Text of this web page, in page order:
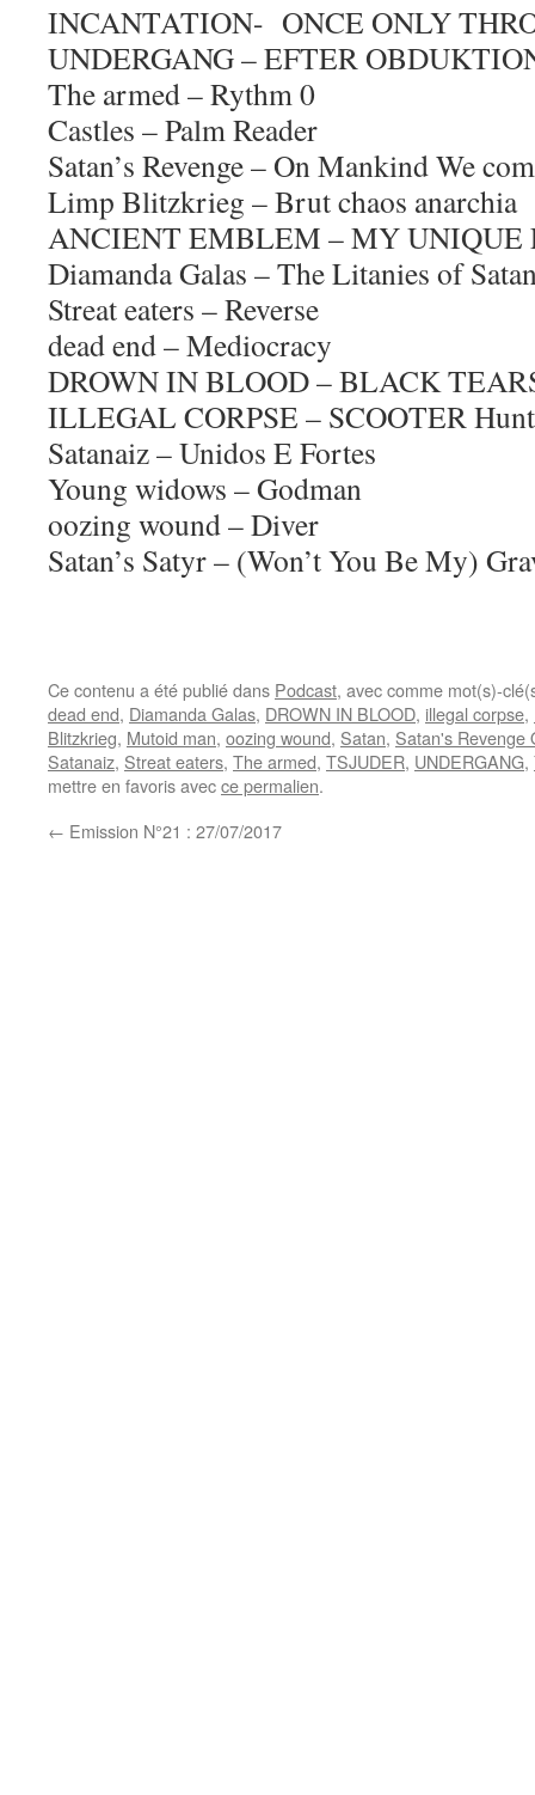
INCANTATION- ONCE ONLY
UNDERGANG – EFTER
The armed – Rythm 0
Castles – Palm Reader
Satan’s Revenge – On Mankind We
Limp Blitzkrieg – Brut chaos anarchia
ANCIENT EMBLEM – MY UNIQUE
Diamanda Galas – The Litanies of
Streat eaters – Reverse
dead end – Mediocracy
DROWN IN BLOOD – BLACK
ILLEGAL CORPSE – SCOOTER
Satanaiz – Unidos E Fortes
Young widows – Godman
oozing wound – Diver
Satan’s Satyr – (Won’t You Be My)
Ce contenu a été publié dans Podcast, avec comme mot(s)-
dead end, Diamanda Galas, DROWN IN BLOOD, illegal corpse,
Blitzkrieg, Mutoid man, oozing wound, Satan, Satan's Revenge
Satanaiz, Streat eaters, The armed, TSJUDER, UNDERGANG,
mettre en favoris avecce permalien.
← Emission N°21 : 27/07/2017